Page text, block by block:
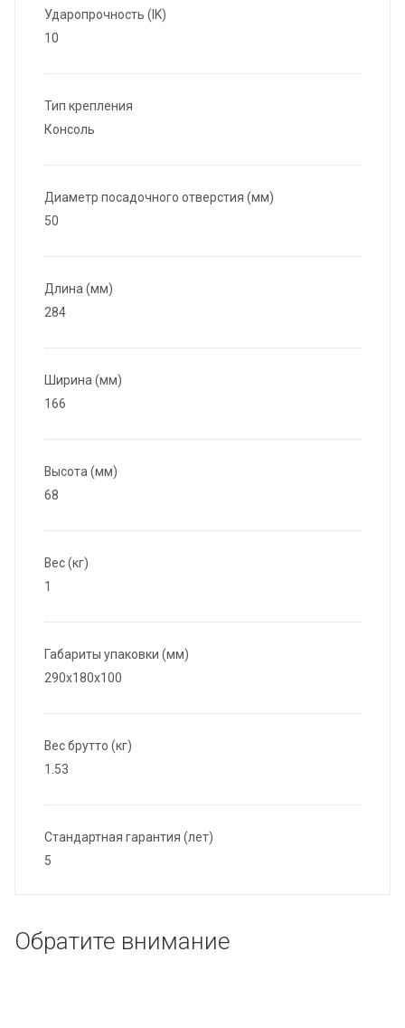
Ударопрочность (IK)
10
Тип крепления
Консоль
Диаметр посадочного отверстия (мм)
50
Длина (мм)
284
Ширина (мм)
166
Высота (мм)
68
Вес (кг)
1
Габариты упаковки (мм)
290x180x100
Вес брутто (кг)
1.53
Стандартная гарантия (лет)
5
Обратите внимание